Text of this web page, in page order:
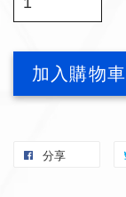
加入購物車
分享